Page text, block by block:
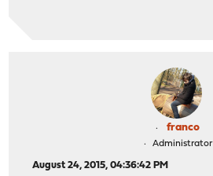
franco
Administrator
August 24, 2015, 04:36:42 PM